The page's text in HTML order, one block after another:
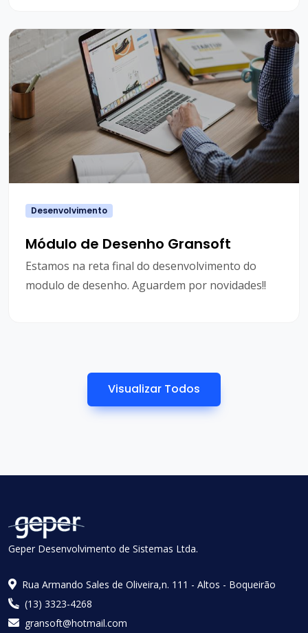
Desenvolvimento
Módulo de Desenho Gransoft
Estamos na reta final do desenvolvimento do
modulo de desenho. Aguardem por novidades!!
Visualizar Todos
Geper Desenvolvimento de Sistemas Ltda.
Rua Armando Sales de Oliveira,n. 111 - Altos - Boqueirão
(13) 3323-4268
gransoft@hotmail.com